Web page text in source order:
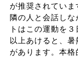
が推奨されてい
隣の人と会話し
トはこの運動を
以上あけると、
があります。本